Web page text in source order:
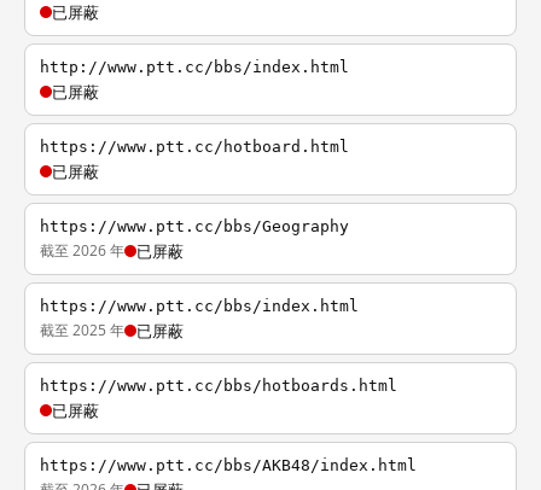
已屏蔽
http://www.ptt.cc/bbs/index.html
已屏蔽
https://www.ptt.cc/hotboard.html
已屏蔽
https://www.ptt.cc/bbs/Geography
截至 2026 年 已屏蔽
https://www.ptt.cc/bbs/index.html
截至 2025 年 已屏蔽
https://www.ptt.cc/bbs/hotboards.html
已屏蔽
https://www.ptt.cc/bbs/AKB48/index.html